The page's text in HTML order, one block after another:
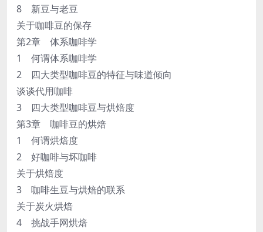
8 新豆与老豆
关于咖啡豆的保存
第2章 体系咖啡学
1 何谓体系咖啡学
2 四大类型咖啡豆的特征与味道倾向
谈谈代用咖啡
3 四大类型咖啡豆与烘焙度
第3章 咖啡豆的烘焙
1 何谓烘焙度
2 好咖啡与坏咖啡
关于烘焙度
3 咖啡生豆与烘焙的联系
关于炭火烘焙
4 挑战手网烘焙